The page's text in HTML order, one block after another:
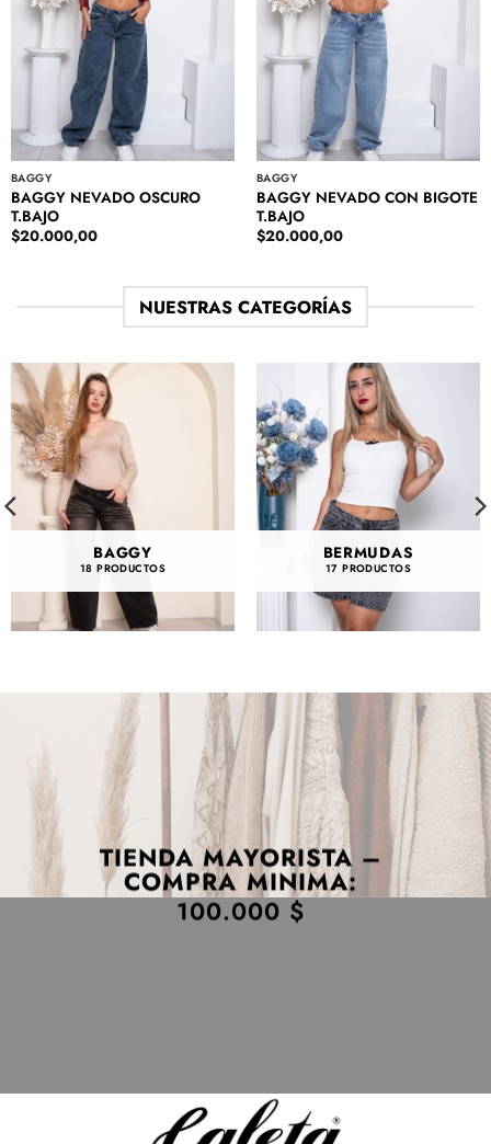
BAGGY
BAGGY NEVADO OSCURO
T.BAJO
$20.000,00
BAGGY
BAGGY NEVADO CON BIGOTE
T.BAJO
$20.000,00
NUESTRAS CATEGORÍAS
BAGGY
18 PRODUCTOS
BERMUDAS
17 PRODUCTOS
TIENDA MAYORISTA –
COMPRA MINIMA:
100.000 $